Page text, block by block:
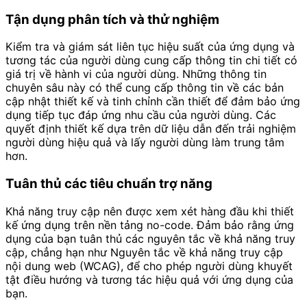
Tận dụng phân tích và thử nghiệm
Kiểm tra và giám sát liên tục hiệu suất của ứng dụng và
tương tác của người dùng cung cấp thông tin chi tiết có
giá trị về hành vi của người dùng. Những thông tin
chuyên sâu này có thể cung cấp thông tin về các bản
cập nhật thiết kế và tinh chỉnh cần thiết để đảm bảo ứng
dụng tiếp tục đáp ứng nhu cầu của người dùng. Các
quyết định thiết kế dựa trên dữ liệu dẫn đến trải nghiệm
người dùng hiệu quả và lấy người dùng làm trung tâm
hơn.
Tuân thủ các tiêu chuẩn trợ năng
Khả năng truy cập nên được xem xét hàng đầu khi thiết
kế ứng dụng trên nền tảng no-code. Đảm bảo rằng ứng
dụng của bạn tuân thủ các nguyên tắc về khả năng truy
cập, chẳng hạn như Nguyên tắc về khả năng truy cập
nội dung web (WCAG), để cho phép người dùng khuyết
tật điều hướng và tương tác hiệu quả với ứng dụng của
bạn.